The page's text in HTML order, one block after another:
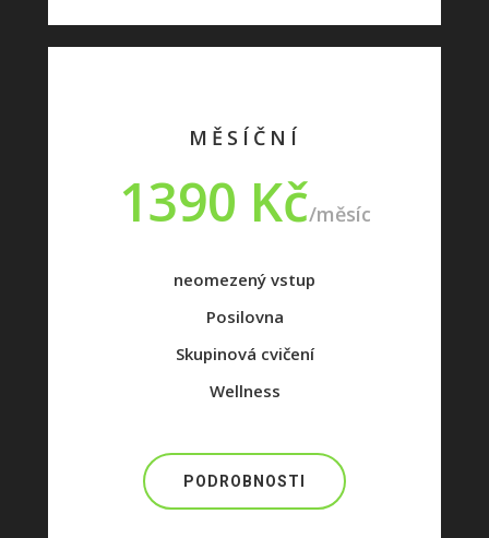
MĚSÍČNÍ
1390 Kč/měsíc
neomezený vstup
Posilovna
Skupinová cvičení
Wellness
PODROBNOSTI